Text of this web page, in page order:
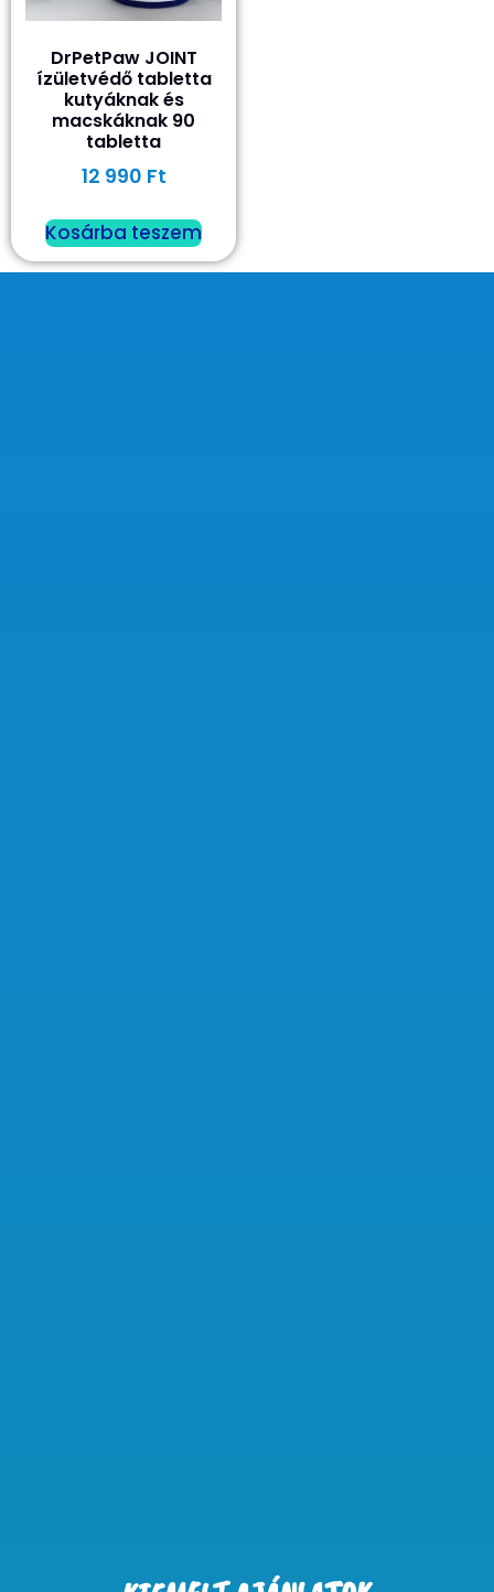
DrPetPaw JOINT
ízületvédő tabletta
kutyáknak és
macskáknak 90
tabletta
12 990 Ft
Kosárba teszem